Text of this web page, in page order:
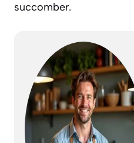
succomber.